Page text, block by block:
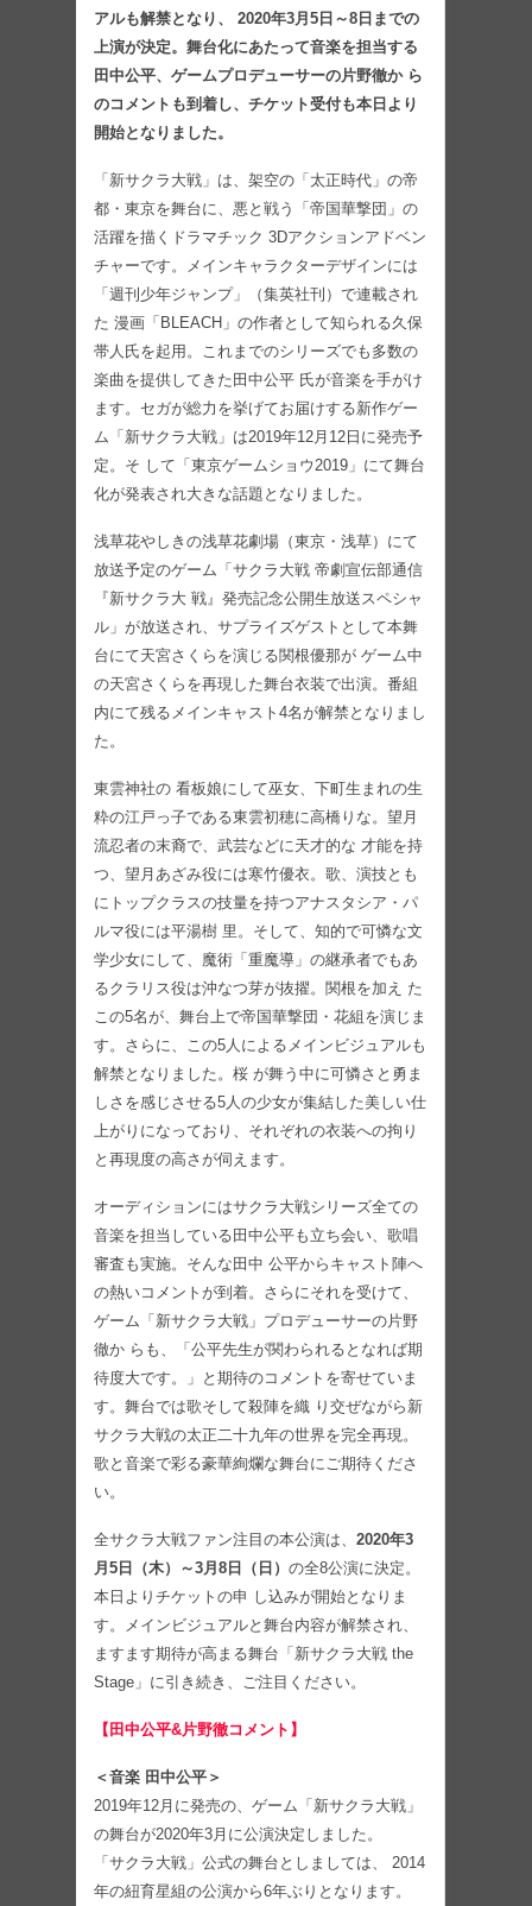
アルも解禁となり、 2020年3月5日～8日までの
上演が決定。舞台化にあたって音楽を担当する
田中公平、ゲームプロデューサーの片野徹か ら
のコメントも到着し、チケット受付も本日より
開始となりました。
「新サクラ大戦」は、架空の「太正時代」の帝
都・東京を舞台に、悪と戦う「帝国華撃団」の
活躍を描くドラマチック 3Dアクションアドベン
チャーです。メインキャラクターデザインには
「週刊少年ジャンプ」（集英社刊）で連載され
た 漫画「BLEACH」の作者として知られる久保
帯人氏を起用。これまでのシリーズでも多数の
楽曲を提供してきた田中公平 氏が音楽を手がけ
ます。セガが総力を挙げてお届けする新作ゲー
ム「新サクラ大戦」は2019年12月12日に発売予
定。そ して「東京ゲームショウ2019」にて舞台
化が発表され大きな話題となりました。
浅草花やしきの浅草花劇場（東京・浅草）にて
放送予定のゲーム「サクラ大戦 帝劇宣伝部通信
『新サクラ大 戦』発売記念公開生放送スペシャ
ル」が放送され、サプライズゲストとして本舞
台にて天宮さくらを演じる関根優那が ゲーム中
の天宮さくらを再現した舞台衣装で出演。番組
内にて残るメインキャスト4名が解禁となりまし
た。
東雲神社の 看板娘にして巫女、下町生まれの生
粋の江戸っ子である東雲初穂に高橋りな。望月
流忍者の末裔で、武芸などに天才的な 才能を持
つ、望月あざみ役には寒竹優衣。歌、演技とも
にトップクラスの技量を持つアナスタシア・パ
ルマ役には平湯樹 里。そして、知的で可憐な文
学少女にして、魔術「重魔導」の継承者でもあ
るクラリス役は沖なつ芽が抜擢。関根を加え た
この5名が、舞台上で帝国華撃団・花組を演じま
す。さらに、この5人によるメインビジュアルも
解禁となりました。桜 が舞う中に可憐さと勇ま
しさを感じさせる5人の少女が集結した美しい仕
上がりになっており、それぞれの衣装への拘り
と再現度の高さが伺えます。
オーディションにはサクラ大戦シリーズ全ての
音楽を担当している田中公平も立ち会い、歌唱
審査も実施。そんな田中 公平からキャスト陣へ
の熱いコメントが到着。さらにそれを受けて、
ゲーム「新サクラ大戦」プロデューサーの片野
徹か らも、「公平先生が関わられるとなれば期
待度大です。」と期待のコメントを寄せていま
す。舞台では歌そして殺陣を織 り交ぜながら新
サクラ大戦の太正二十九年の世界を完全再現。
歌と音楽で彩る豪華絢爛な舞台にご期待くださ
い。
全サクラ大戦ファン注目の本公演は、 2020年3
月5日（木）～3月8日（日） の全8公演に決定。
本日よりチケットの申 し込みが開始となりま
す。メインビジュアルと舞台内容が解禁され、
ますます期待が高まる舞台「新サクラ大戦 the
Stage」に引き続き、ご注目ください。
【田中公平&片野徹コメント】
＜音楽 田中公平＞
2019年12月に発売の、ゲーム「新サクラ大戦」
の舞台が2020年3月に公演決定しました。
「サクラ大戦」公式の舞台としましては、 2014
年の紐育星組の公演から6年ぶりとなります。